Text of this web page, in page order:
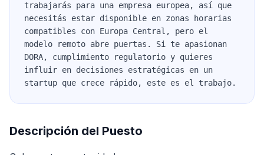
trabajarás para una empresa europea, así que
necesitás estar disponible en zonas horarias
compatibles con Europa Central, pero el
modelo remoto abre puertas. Si te apasionan
DORA, cumplimiento regulatorio y quieres
influir en decisiones estratégicas en un
startup que crece rápido, este es el trabajo.
Descripción del Puesto